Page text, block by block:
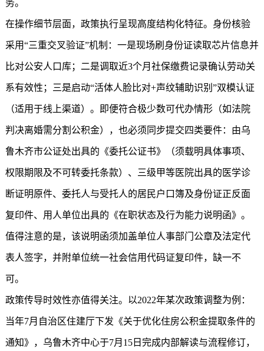
务。
在操作细节层面，政策执行呈现高度结构化特征。身份核验
采用“三重交叉验证”机制：一是现场刷身份证读取芯片信息并
比对公安人口库；二是调取近3个月社保缴费记录确认劳动关
系有效性；三是启动“活体人脸比对+声纹辅助识别”双模认证
（适用于线上渠道）。即便符合极少数可代办情形（如法院
判决离婚需分割公积金），也必须同步提交四类要件：由乌
鲁木齐市公证处出具的《委托公证书》（须载明具体事项、
权限期限及不可转委托条款）、三级甲等医院出具的医学诊
断证明原件、委托人与受托人的居民户口簿及身份证正反面
复印件、用人单位出具的《在职状态及行为能力说明函》。
值得注意的是，该说明函须加盖单位人事部门公章及法定代
表人签字，并附单位统一社会信用代码证复印件，缺一不
可。
政策传导时效性亦值得关注。以2022年某次政策调整为例：
当年7月自治区住建厅下发《关于优化住房公积金提取条件的
通知》，乌鲁木齐中心于7月15日完成内部解读与流程修订，